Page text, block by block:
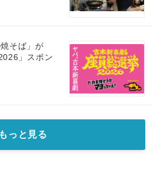
そば」が
」スポン
もっと見る